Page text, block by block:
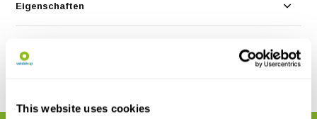
This website uses cookies
Eigenschaften